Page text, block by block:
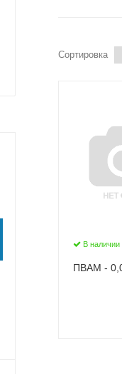
Сортировка
В наличии
ПВАМ -